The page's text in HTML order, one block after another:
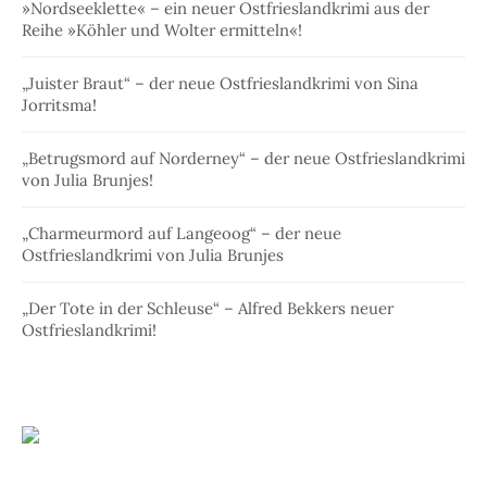
»Nordseeklette« – ein neuer Ostfrieslandkrimi aus der
Reihe »Köhler und Wolter ermitteln«!
„Juister Braut“ – der neue Ostfrieslandkrimi von Sina
Jorritsma!
„Betrugsmord auf Norderney“ – der neue Ostfrieslandkrimi
von Julia Brunjes!
„Charmeurmord auf Langeoog“ – der neue
Ostfrieslandkrimi von Julia Brunjes
„Der Tote in der Schleuse“ – Alfred Bekkers neuer
Ostfrieslandkrimi!